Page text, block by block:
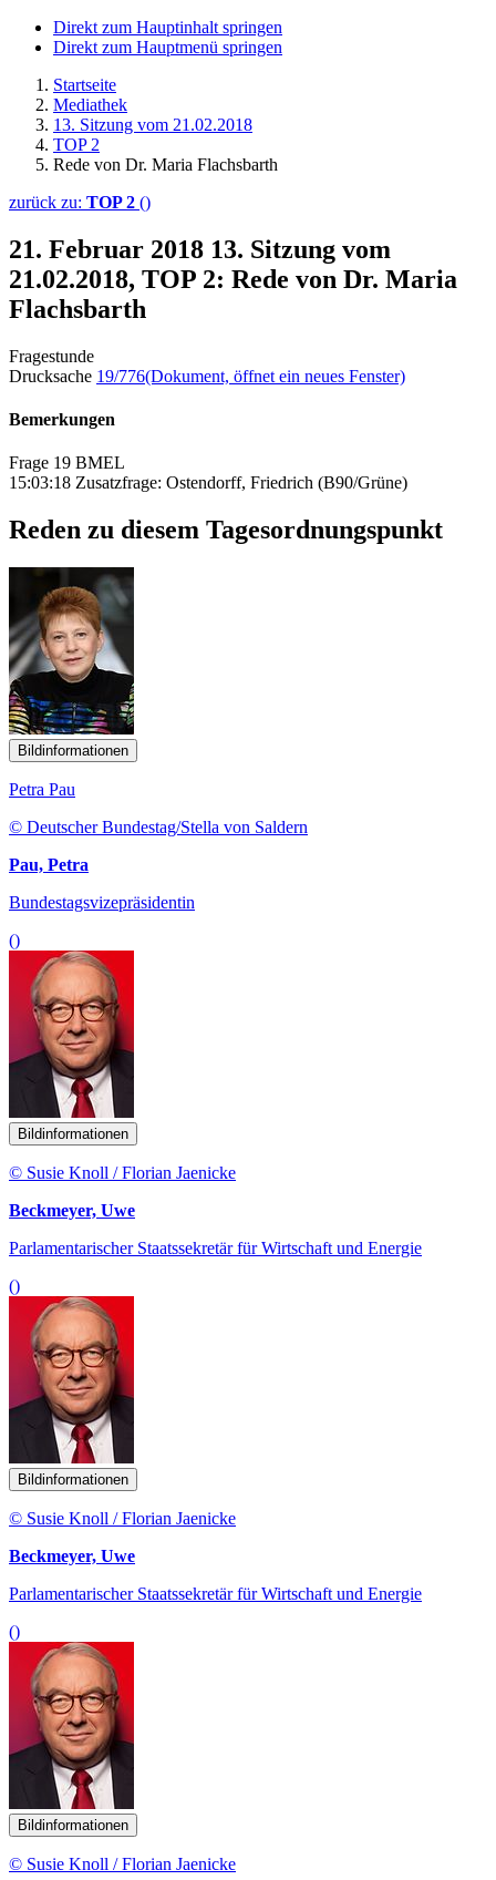
Direkt zum Hauptinhalt springen
Direkt zum Hauptmenü springen
Startseite
Mediathek
13. Sitzung vom 21.02.2018
TOP 2
Rede von Dr. Maria Flachsbarth
zurück zu: TOP 2 ()
21. Februar 2018 13. Sitzung vom
21.02.2018, TOP 2: Rede von Dr. Maria
Flachsbarth
Fragestunde
Drucksache 19/776(Dokument, öffnet ein neues Fenster)
Bemerkungen
Frage 19 BMEL
15:03:18 Zusatzfrage: Ostendorff, Friedrich (B90/Grüne)
Reden zu diesem Tagesordnungspunkt
Bildinformationen
Petra Pau
© Deutscher Bundestag/Stella von Saldern
Pau, Petra
Bundestagsvizepräsidentin
()
Bildinformationen
© Susie Knoll / Florian Jaenicke
Beckmeyer, Uwe
Parlamentarischer Staatssekretär für Wirtschaft und Energie
()
Bildinformationen
© Susie Knoll / Florian Jaenicke
Beckmeyer, Uwe
Parlamentarischer Staatssekretär für Wirtschaft und Energie
()
Bildinformationen
© Susie Knoll / Florian Jaenicke